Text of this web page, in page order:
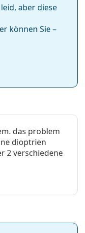
aber diese
können Sie –
das problem
dioptrien
2 verschiedene